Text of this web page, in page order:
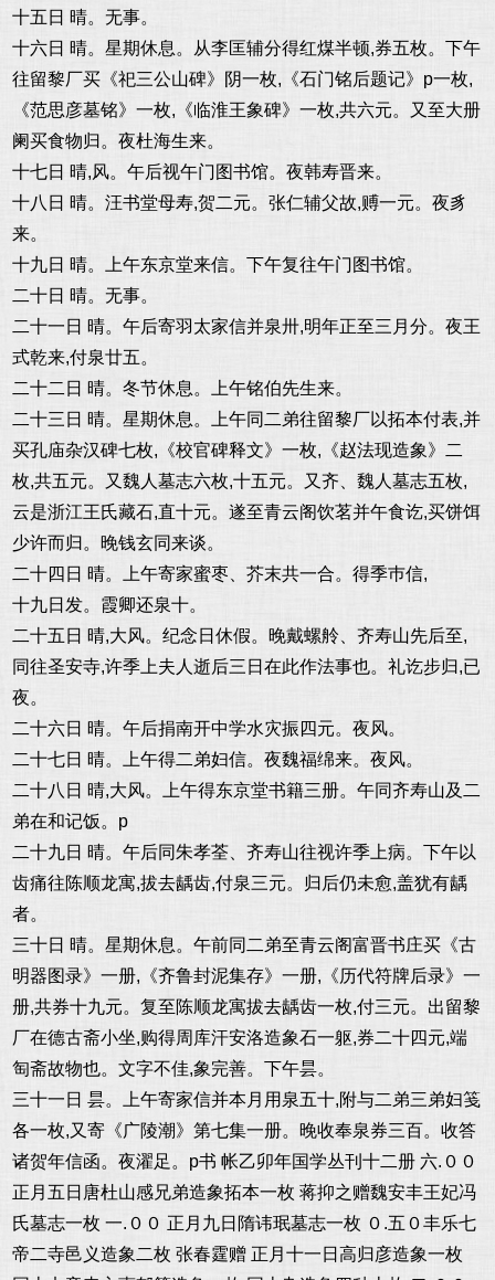
十五日 晴。无事。
十六日 晴。星期休息。从李匡辅分得红煤半顿,券五枚。下午
往留黎厂买《祀三公山碑》阴一枚,《石门铭后题记》p一枚,
《范思彦墓铭》一枚,《临淮王象碑》一枚,共六元。又至大册
阑买食物归。夜杜海生来。
十七日 晴,风。午后视午门图书馆。夜韩寿晋来。
十八日 晴。汪书堂母寿,贺二元。张仁辅父故,赙一元。夜豸
来。
十九日 晴。上午东京堂来信。下午复往午门图书馆。
二十日 晴。无事。
二十一日 晴。午后寄羽太家信并泉卅,明年正至三月分。夜王
式乾来,付泉廿五。
二十二日 晴。冬节休息。上午铭伯先生来。
二十三日 晴。星期休息。上午同二弟往留黎厂以拓本付表,并
买孔庙杂汉碑七枚,《校官碑释文》一枚,《赵法现造象》二
枚,共五元。又魏人墓志六枚,十五元。又齐、魏人墓志五枚,
云是浙江王氏藏石,直十元。遂至青云阁饮茗并午食讫,买饼饵
少许而归。晚钱玄同来谈。
二十四日 晴。上午寄家蜜枣、芥末共一合。得季巿信,
十九日发。霞卿还泉十。
二十五日 晴,大风。纪念日休假。晚戴螺舲、齐寿山先后至,
同往圣安寺,许季上夫人逝后三日在此作法事也。礼讫步归,已
夜。
二十六日 晴。午后捐南开中学水灾振四元。夜风。
二十七日 晴。上午得二弟妇信。夜魏福绵来。夜风。
二十八日 晴,大风。上午得东京堂书籍三册。午同齐寿山及二
弟在和记饭。p
二十九日 晴。午后同朱孝荃、齐寿山往视许季上病。下午以
齿痛往陈顺龙寓,拔去龋齿,付泉三元。归后仍未愈,盖犹有龋
者。
三十日 晴。星期休息。午前同二弟至青云阁富晋书庄买《古
明器图录》一册,《齐鲁封泥集存》一册,《历代符牌后录》一
册,共券十九元。复至陈顺龙寓拔去龋齿一枚,付三元。出留黎
厂在德古斋小坐,购得周库汗安洛造象石一躯,券二十四元,端
匋斋故物也。文字不佳,象完善。下午昙。
三十一日 昙。上午寄家信并本月用泉五十,附与二弟三弟妇笺
各一枚,又寄《广陵潮》第七集一册。晚收奉泉券三百。收答
诸贺年信函。夜濯足。p书 帐乙卯年国学丛刊十二册 六.００
正月五日唐杜山感兄弟造象拓本一枚 蒋抑之赠魏安丰王妃冯
氏墓志一枚 一.００ 正月九日隋讳珉墓志一枚 ０.五０丰乐七
帝二寺邑义造象二枚 张春霆赠 正月十一日高归彦造象一枚